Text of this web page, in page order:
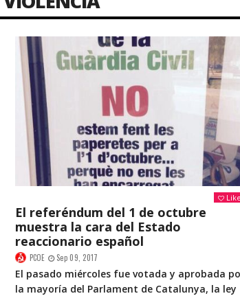
Like
El referéndum del 1 de octubre
muestra la cara del Estado
reaccionario español
PCOE Sep 09, 2017
El pasado miércoles fue votada y aprobada
la mayoría del Parlament de Catalunya, la ley